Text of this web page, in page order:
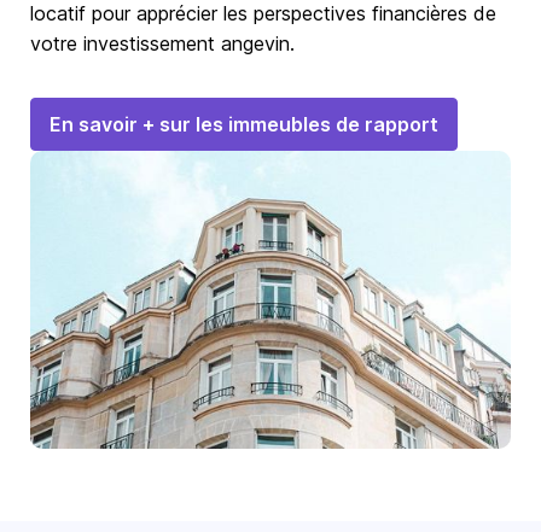
locatif pour apprécier les perspectives financières de
votre investissement angevin.
En savoir + sur les immeubles de rapport